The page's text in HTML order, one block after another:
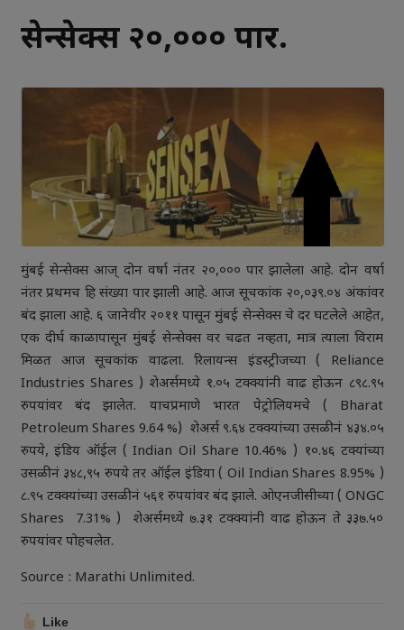
सेन्सेक्स २०,००० पार.
मुंबई सेन्सेक्स आज् दोन वर्षा नंतर २०,००० पार झालेला आहे. दोन वर्षा
नंतर प्रथमच हि संख्या पार झाली आहे. आज सूचकांक २०,०३९.०४ अंकांवर
बंद झाला आहे. ६ जानेवीर २०११ पासून मुंबई सेन्सेक्स चे दर घटलेले आहेत,
एक दीर्घ काळापासून मुंबई सेन्सेक्स वर चढत नव्हता, मात्र त्याला विराम
मिळत आज सूचकांक वाढला. रिलायन्स इंडस्ट्रीजच्या ( Reliance
Industries Shares ) शेअर्समध्ये १.०५ टक्क्यांनी वाढ होऊन ८९८.९५
रुपयांवर बंद झालेत. याचप्रमाणे भारत पेट्रोलियमचे ( Bharat
Petroleum Shares 9.64 %) शेअर्स ९.६४ टक्क्यांच्या उसळीनं ४३४.०५
रुपये, इंडिय ऑईल ( Indian Oil Share 10.46% ) १०.४६ टक्यांच्या
उसळीनं ३४८,९५ रुपये तर ऑईल इंडिया ( Oil Indian Shares 8.95% )
८.९५ टक्क्यांच्या उसळीनं ५६१ रुपयांवर बंद झाले. ओएनजीसीच्या ( ONGC
Shares 7.31% ) शेअर्समध्ये ७.३१ टक्क्यांनी वाढ होऊन ते ३३७.५०
रुपयांवर पोहचलेत.
Source : Marathi Unlimited.
Like